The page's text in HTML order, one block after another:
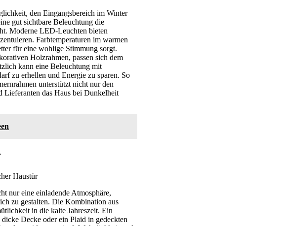
den Eingangsbereich im Winter
gut sichtbare Beleuchtung die
Moderne LED-Leuchten bieten
Farbtemperaturen im warmen
für eine wohlige Stimmung sorgt.
Holzrahmen, passen sich dem
kann eine Beleuchtung mit
zu erhellen und Energie zu sparen. So
unterstützt nicht nur den
Lieferanten das Haus bei Dunkelheit
nur eine einladende Atmosphäre,
zu gestalten. Die Kombination aus
in die kalte Jahreszeit. Ein
Decke oder ein Plaid in gedeckten